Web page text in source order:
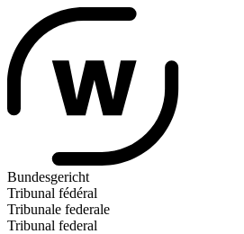
Bundesgericht
Tribunal fédéral
Tribunale federale
Tribunal federal